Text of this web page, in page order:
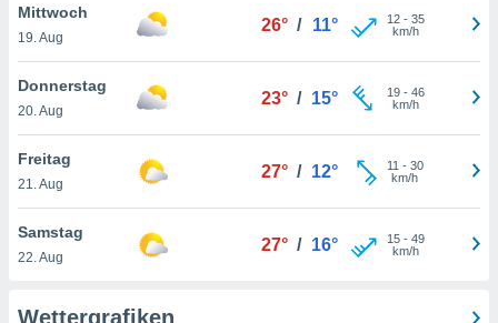
nicht
von
und
auf
klicken.
Mittwoch
19. Aug
26° / 11° 12- 35
km/h
Donnerstag
20. Aug
23° / 15° 19- 46
km/h
Freitag
21. Aug
27° / 12° 11 - 30
km/h
Samstag
22. Aug
27° / 16° 15- 49
km/h
Wettergrafiken